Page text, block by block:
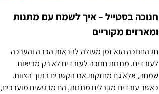
חנוכה בסטייל – איך לשמח עם מתנות
ומארזים מקוריים
חג החנוכה הוא זמן מעולה להראות הכרה והערכה
לעובדים. מתנות חנוכה לעובדים לא רק מביאות
שמחה, אלא גם מחזקות את הקשרים בתוך הצוות.
כאשר עובדים מקבלים מתנות, הם מרגישים מוערכים,